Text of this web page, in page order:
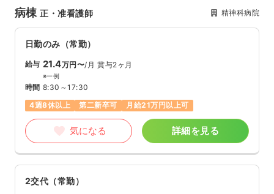
病棟正・准看護師 精神科病院
日勤のみ（常勤）
給与 21.4万円〜/月 賞与2ヶ月
※一例
時間 8:30～17:30
4週8休以上
第二新卒可 月給21万円以上可
気になる 詳細を見る
2交代（常勤）